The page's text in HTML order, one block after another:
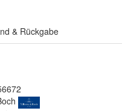
& Rückgabe